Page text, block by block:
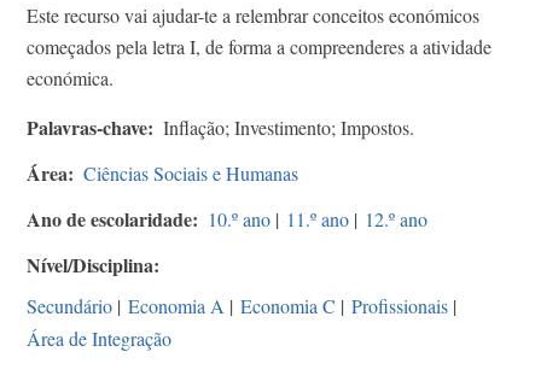
Este recurso vai ajudar-te a relembrar conceitos económicos
começados pela letra I, de forma a compreenderes a atividade
económica.
Palavras-chave Inflação; Investimento; Impostos.
Área Ciências Sociais e Humanas
Ano de escolaridade 10.º ano | 11.º ano | 12.º ano
Nível/Disciplina
Secundário | Economia A | Economia C | Profissionais |
Área de Integração